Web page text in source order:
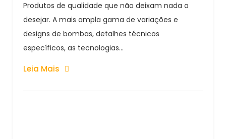
Produtos de qualidade que não deixam nada a
desejar. A mais ampla gama de variações e
designs de bombas, detalhes técnicos
específicos, as tecnologias...
Leia Mais